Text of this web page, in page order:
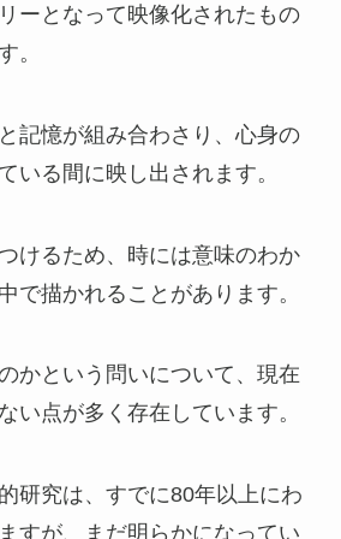
ーとなって映像化されたもの
。
記憶が組み合わさり、心身の
いる間に映し出されます。
けるため、時には意味のわか
で描かれることがあります。
かという問いについて、現在
い点が多く存在しています。
研究は、すでに80年以上にわ
すが、まだ明らかになってい